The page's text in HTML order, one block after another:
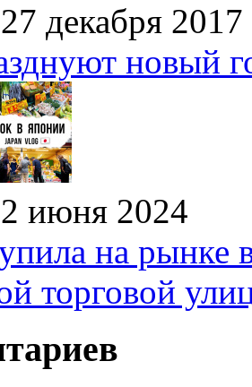
27 декабря 2017
новый
июня 2024
на рынке
торговой